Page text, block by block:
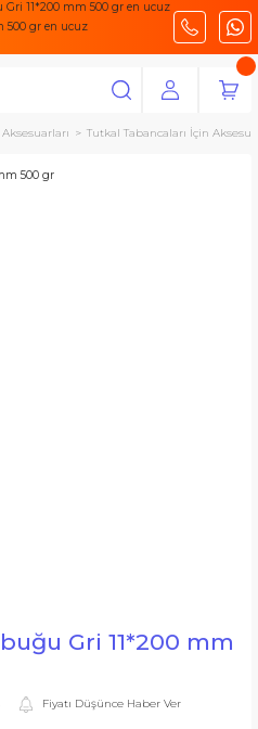
Tutkal Tabancaları İçin
Gri 11*200 mm
Fiyatı Düşünce Haber Ver